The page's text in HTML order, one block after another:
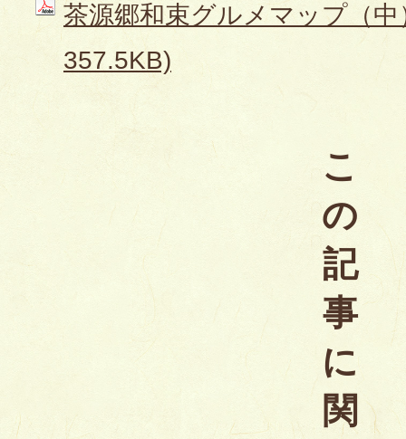
茶源郷和束グルメマップ（
357.5KB)
こ
の
記
事
に
関